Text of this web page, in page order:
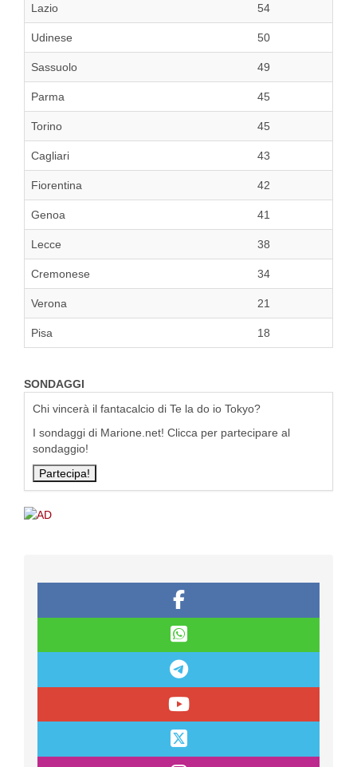
Lazio 54
Udinese 50
Sassuolo 49
Parma 45
Torino 45
Cagliari 43
Fiorentina 42
Genoa 41
Lecce 38
Cremonese 34
Verona 21
Pisa 18
SONDAGGI
Chi vincerà il fantacalcio di Te la do io Tokyo?
I sondaggi di Marione.net! Clicca per partecipare al
sondaggio!